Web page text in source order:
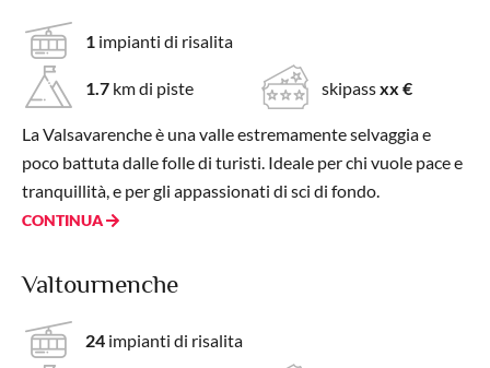
1 impianti di risalita
1.7 km di piste skipassxx €
La Valsavarenche è una valle estremamente selvaggia e
poco battuta dalle folle di turisti. Ideale per chi vuole pace e
tranquillità, e per gli appassionati di sci di fondo.
CONTINUA
Valtournenche
24 impianti di risalita